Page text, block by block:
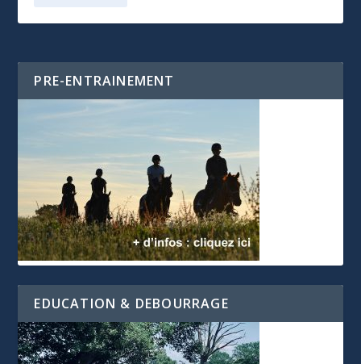
PRE-ENTRAINEMENT
EDUCATION & DEBOURRAGE